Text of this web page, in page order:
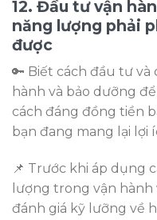
12. Đầu tư vận
năng lượng phải
được
🔑 Biết cách đầu tư
hành và bảo dưỡng
cách đáng đồng tiền
bạn đang mang lại lợi
📌 Trước khi áp dụng
lượng trong vận
đánh giá kỹ lưỡng về